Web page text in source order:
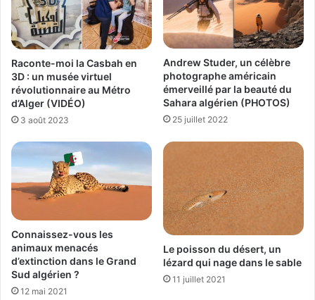
Raconte-moi la Casbah en
3D : un musée virtuel
révolutionnaire au Métro
d’Alger (VIDÉO)
3 août 2023
Andrew Studer, un célèbre
photographe américain
émerveillé par la beauté du
Sahara algérien (PHOTOS)
25 juillet 2022
Connaissez-vous les
animaux menacés
d’extinction dans le Grand
Sud algérien ?
12 mai 2021
Le poisson du désert, un
lézard qui nage dans le sable
11 juillet 2021